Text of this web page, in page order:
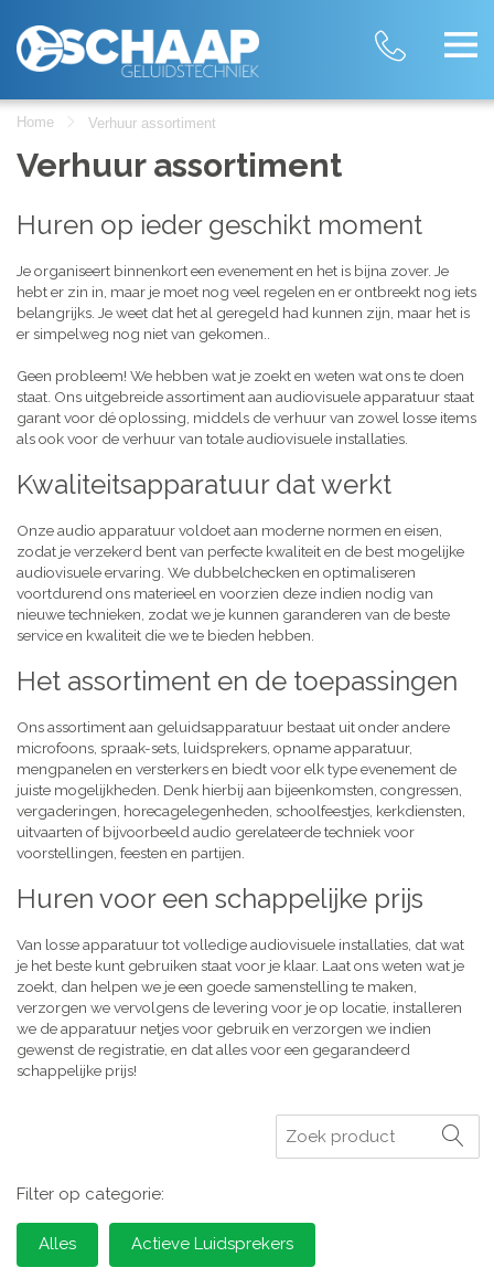
Home Verhuur assortiment
Verhuur assortiment
Huren op ieder geschikt moment
Je organiseert binnenkort een evenement en het is bijna zover. Je
hebt er zin in, maar je moet nog veel regelen en er ontbreekt nog iets
belangrijks. Je weet dat het al geregeld had kunnen zijn, maar het is
er simpelweg nog niet van gekomen..
Geen probleem! We hebben wat je zoekt en weten wat ons te doen
staat. Ons uitgebreide assortiment aan audiovisuele apparatuur staat
garant voor dé oplossing, middels de verhuur van zowel losse items
als ook voor de verhuur van totale audiovisuele installaties.
Kwaliteitsapparatuur dat werkt
Onze audio apparatuur voldoet aan moderne normen en eisen,
zodat je verzekerd bent van perfecte kwaliteit en de best mogelijke
audiovisuele ervaring. We dubbelchecken en optimaliseren
voortdurend ons materieel en voorzien deze indien nodig van
nieuwe technieken, zodat we je kunnen garanderen van de beste
service en kwaliteit die we te bieden hebben.
Het assortiment en de toepassingen
Ons assortiment aan geluidsapparatuur bestaat uit onder andere
microfoons, spraak-sets, luidsprekers, opname apparatuur,
mengpanelen en versterkers en biedt voor elk type evenement de
juiste mogelijkheden. Denk hierbij aan bijeenkomsten, congressen,
vergaderingen, horecagelegenheden, schoolfeestjes, kerkdiensten,
uitvaarten of bijvoorbeeld audio gerelateerde techniek voor
voorstellingen, feesten en partijen.
Huren voor een schappelijke prijs
Van losse apparatuur tot volledige audiovisuele installaties, dat wat
je het beste kunt gebruiken staat voor je klaar. Laat ons weten wat je
zoekt, dan helpen we je een goede samenstelling te maken,
verzorgen we vervolgens de levering voor je op locatie, installeren
we de apparatuur netjes voor gebruik en verzorgen we indien
gewenst de registratie, en dat alles voor een gegarandeerd
schappelijke prijs!
Zoeken
Filter op categorie:
Alles Actieve Luidsprekers